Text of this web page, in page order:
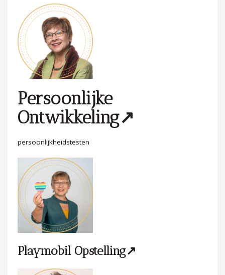
Persoonlijke
Ontwikkeling↗
persoonlijkheidstesten
Playmobil Opstelling↗